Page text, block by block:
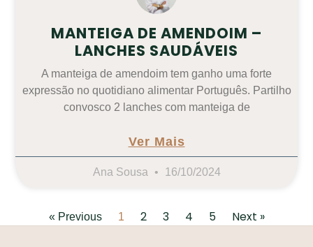
MANTEIGA DE AMENDOIM –
LANCHES SAUDÁVEIS
A manteiga de amendoim tem ganho uma forte
expressão no quotidiano alimentar Português. Partilho
convosco 2 lanches com manteiga de
Ver Mais
Ana Sousa 16/10/2024
« Previous 1 2 3 4 5 Next »